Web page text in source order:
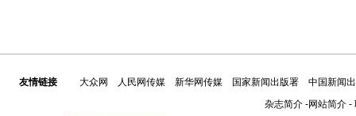
友情链接 大众网 人民网传媒 新华网传媒 国家新闻出版署
中国新闻
杂志简介-网站简介-